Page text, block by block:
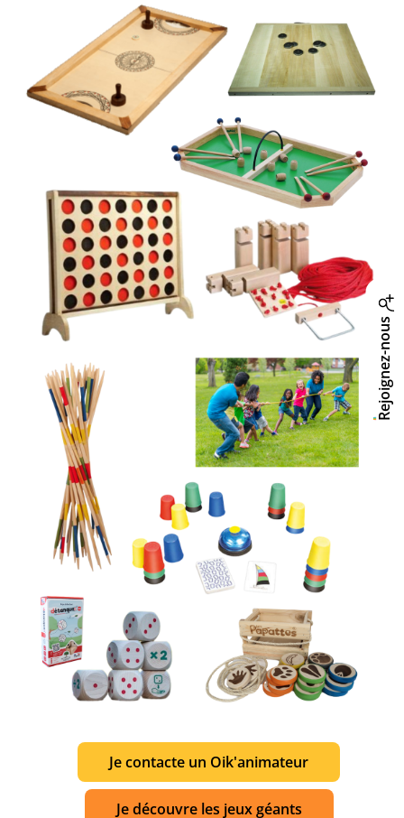
Rejoignez-nous
Je contacte un Oik'animateur
Je découvre les jeux géants